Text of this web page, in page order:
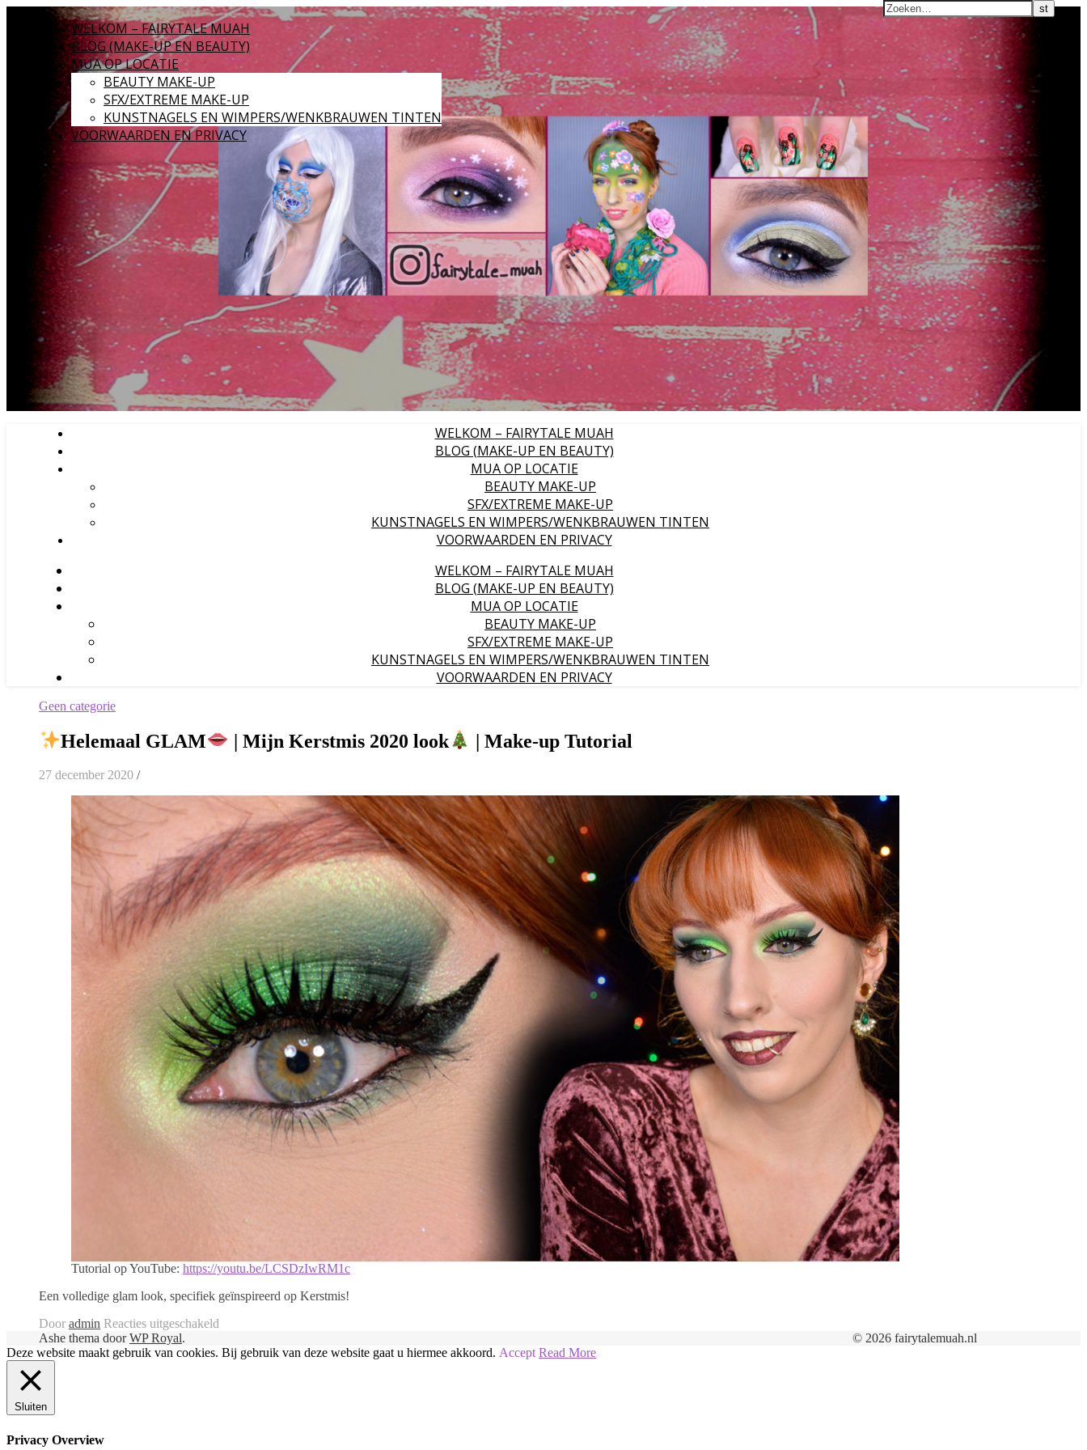
WELKOM – FAIRYTALE MUAH
BLOG (MAKE-UP EN BEAUTY)
MUA OP LOCATIE
BEAUTY MAKE-UP
SFX/EXTREME MAKE-UP
KUNSTNAGELS EN WIMPERS/WENKBRAUWEN TINTEN
VOORWAARDEN EN PRIVACY
WELKOM – FAIRYTALE MUAH
BLOG (MAKE-UP EN BEAUTY)
MUA OP LOCATIE
BEAUTY MAKE-UP
SFX/EXTREME MAKE-UP
KUNSTNAGELS EN WIMPERS/WENKBRAUWEN TINTEN
VOORWAARDEN EN PRIVACY
WELKOM – FAIRYTALE MUAH
BLOG (MAKE-UP EN BEAUTY)
MUA OP LOCATIE
BEAUTY MAKE-UP
SFX/EXTREME MAKE-UP
KUNSTNAGELS EN WIMPERS/WENKBRAUWEN TINTEN
VOORWAARDEN EN PRIVACY
Geen categorie
Helemaal GLAM | Mijn Kerstmis 2020 look | Make-up Tutorial
27 december 2020 /
Tutorial op YouTube: https://youtu.be/LCSDzIwRM1c
Een volledige glam look, specifiek geïnspireerd op Kerstmis!
Door admin Reacties uitgeschakeld
Helemaal
© 2026 fairytalemuah.nl
Ashe thema doorWP Royal.
Deze website maakt gebruik van cookies. Bij gebruik van deze website gaat u hiermee akkoord. Accept Read More
Sluiten
Privacy Overview